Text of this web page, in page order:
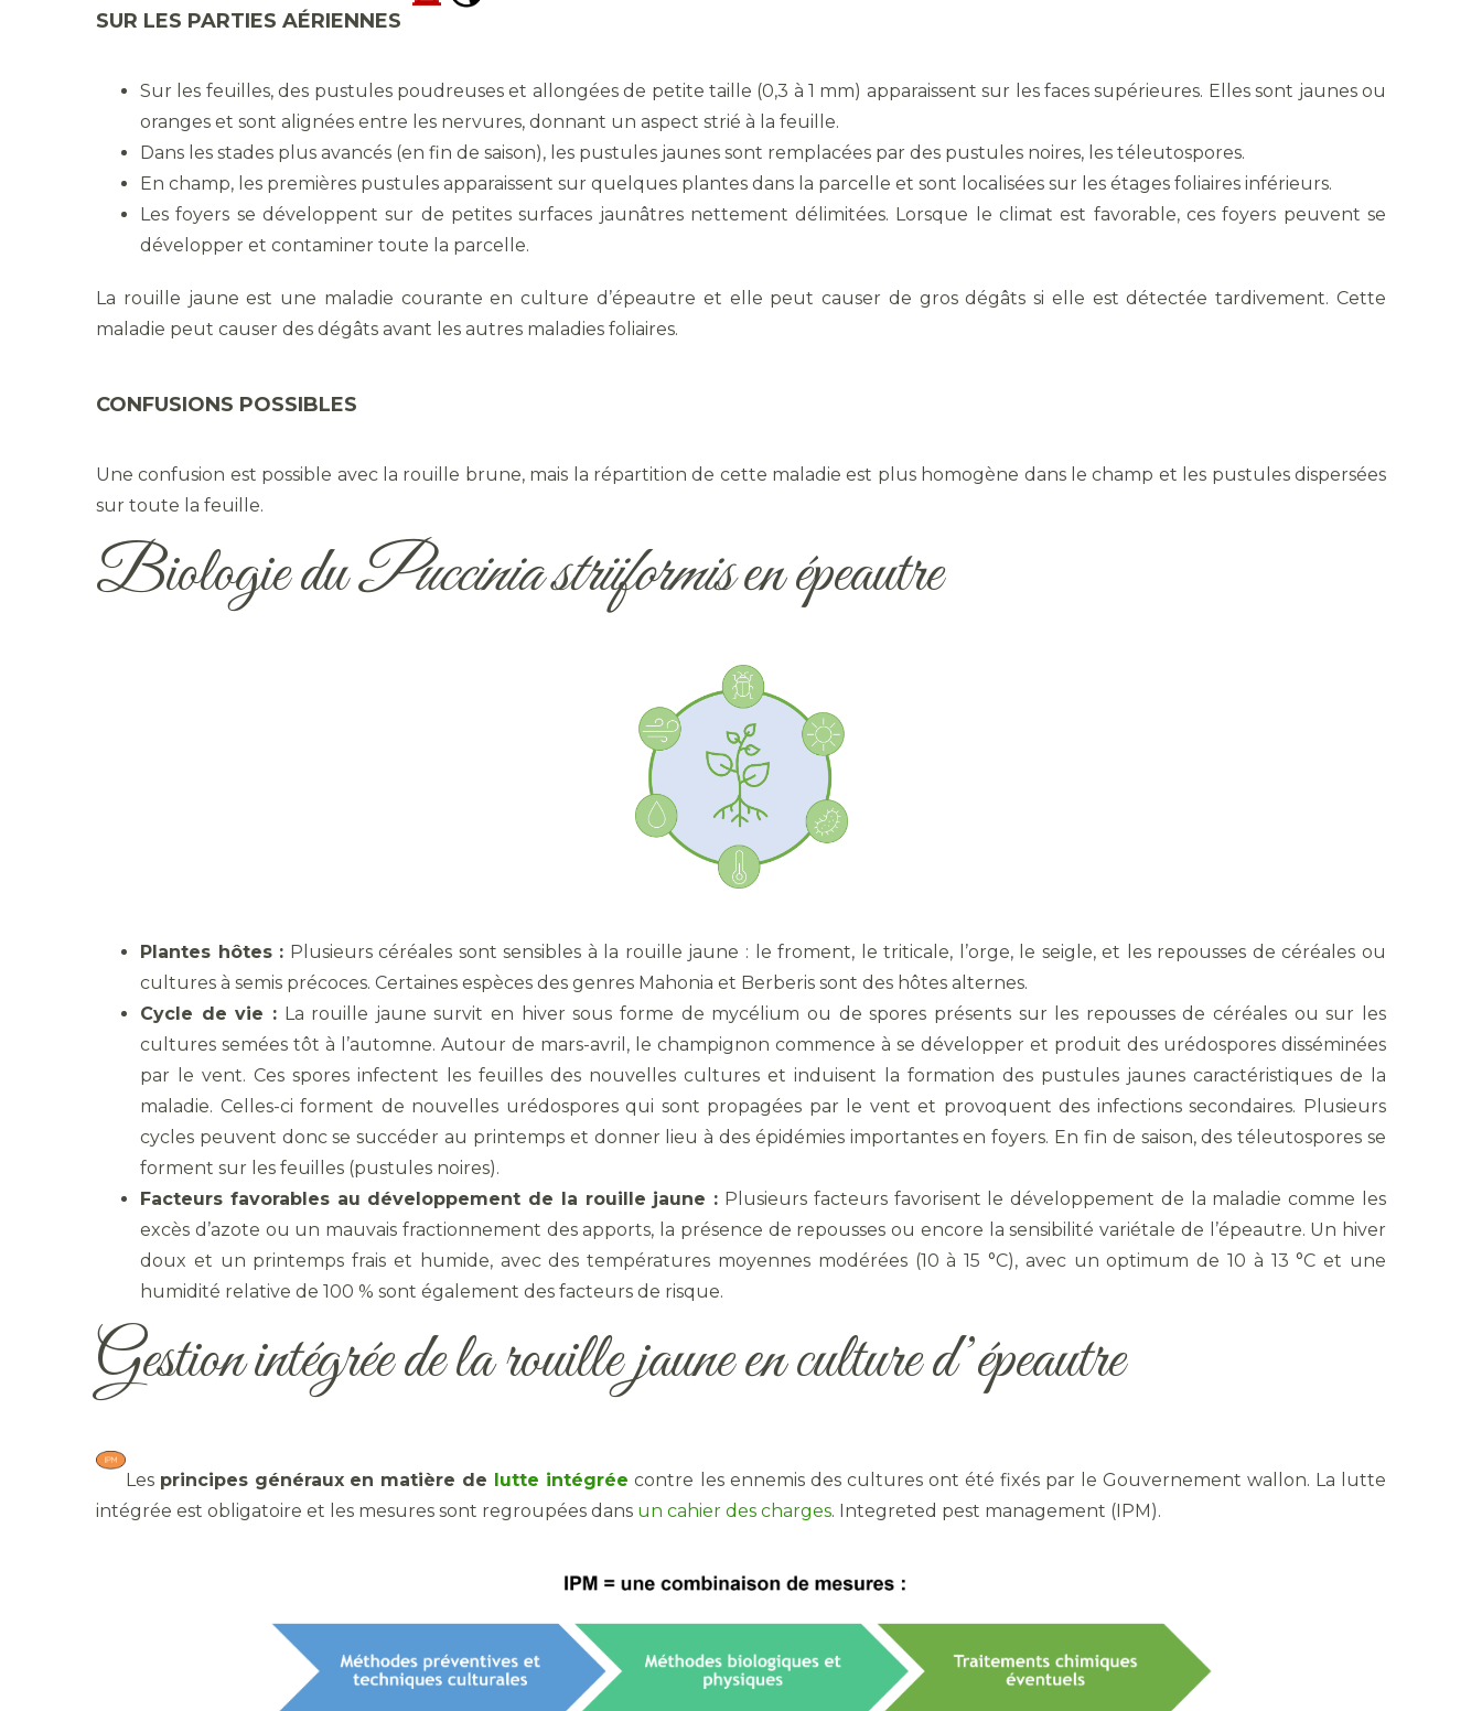
SUR LES PARTIES AÉRIENNES
Sur les feuilles, des pustules poudreuses et allongées de petite taille (0,3 à 1 mm) apparaissent sur les faces supérieures. Elles sont jaunes ou
oranges et sont alignées entre les nervures, donnant un aspect strié à la feuille.
Dans les stades plus avancés (en fin de saison), les pustules jaunes sont remplacées par des pustules noires, les téleutospores.
En champ, les premières pustules apparaissent sur quelques plantes dans la parcelle et sont localisées sur les étages foliaires inférieurs.
Les foyers se développent sur de petites surfaces jaunâtres nettement délimitées. Lorsque le climat est favorable, ces foyers peuvent se
développer et contaminer toute la parcelle.
La rouille jaune est une maladie courante en culture d’épeautre et elle peut causer de gros dégâts si elle est détectée tardivement. Cette
maladie peut causer des dégâts avant les autres maladies foliaires.
CONFUSIONS POSSIBLES
Une confusion est possible avec la rouille brune, mais la répartition de cette maladie est plus homogène dans le champ et les pustules dispersées
sur toute la feuille.
Biologie duPuccinia striiformisen épeautre
Plantes hôtes : Plusieurs céréales sont sensibles à la rouille jaune : le froment, le triticale, l’orge, le seigle, et les repousses de céréales ou
cultures à semis précoces. Certaines espèces des genres Mahonia et Berberis sont des hôtes alternes.
Cycle de vie :La rouille jaune survit en hiver sous forme de mycélium ou de spores présents sur les repousses de céréales ou sur les
cultures semées tôt à l’automne. Autour de mars-avril, le champignon commence à se développer et produit des urédospores disséminées
par le vent. Ces spores infectent les feuilles des nouvelles cultures et induisent la formation des pustules jaunes caractéristiques de la
maladie. Celles-ci forment de nouvelles urédospores qui sont propagées par le vent et provoquent des infections secondaires. Plusieurs
cycles peuvent donc se succéder au printemps et donner lieu à des épidémies importantes en foyers. En fin de saison, des téleutospores se
forment sur les feuilles (pustules noires).
Facteurs favorables au développement de la rouille jaune : Plusieurs facteurs favorisent le développement de la maladie comme les
excès d’azote ou un mauvais fractionnement des apports, la présence de repousses ou encore la sensibilité variétale de l’épeautre. Un hiver
doux et un printemps frais et humide, avec des températures moyennes modérées (10 à 15 °C), avec un optimum de 10 à 13 °C et une
humidité relative de 100 % sont également des facteurs de risque.
Gestion intégrée de la rouille jaune en culture d’épeautre
Les principes généraux en matière de lutte intégrée contre les ennemis des cultures ont été fixés par le Gouvernement wallon. La lutte
intégrée est obligatoire et les mesures sont regroupées dans un cahier des charges. Integreted pest management (IPM).